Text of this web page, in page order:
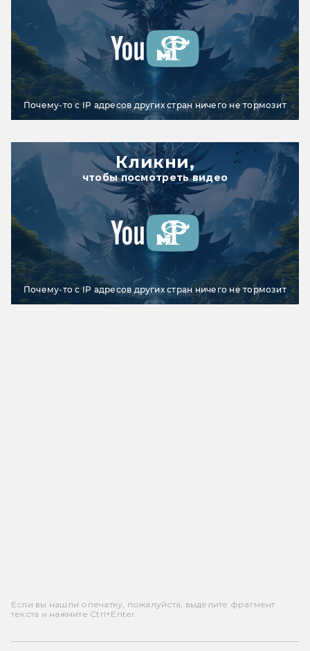
Почему-то с IP адресов других стран ничего не тормозит
Кликни,
чтобы посмотреть видео
Почему-то с IP адресов других стран ничего не тормозит
Если вы нашли опечатку, пожалуйста, выделите фрагмент
текста и нажмите Ctrl+Enter.